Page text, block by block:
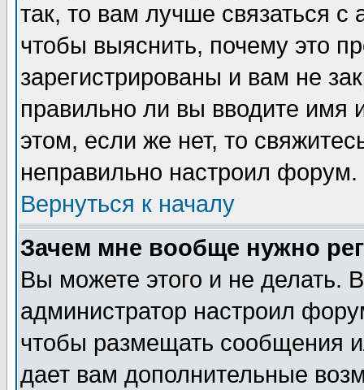
так, то вам лучше связаться
чтобы выяснить, почему это
зарегистрированы и вам не
правильно ли вы вводите
этом, если же нет, то
неправильно настроил форум.
Вернуться к началу
Зачем мне вообще нужно
Вы можете этого и не делать.
администратор настроил
чтобы размещать сообщения
дает вам дополнительные